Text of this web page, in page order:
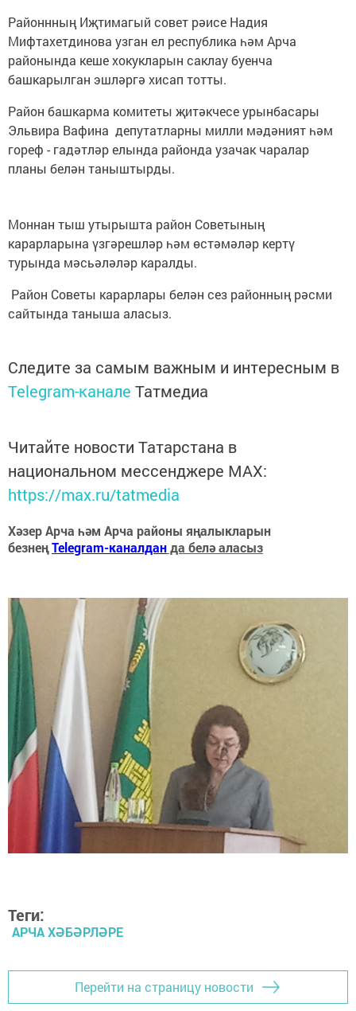
Районнның Иҗтимагый совет рәисе Надия
Мифтахетдинова узган ел республика һәм Арча
районында кеше хокукларын саклау буенча
башкарылган эшләргә хисап тотты.
Район башкарма комитеты җитәкчесе урынбасары
Эльвира Вафина депутатларны милли мәдәният һәм
гореф - гадәтләр елында районда узачак чаралар
планы белән таныштырды.
Моннан тыш утырышта район Советының
карарларына үзгәрешләр һәм өстәмәләр кертү
турында мәсьәләләр каралды.
Район Советы карарлары белән сез районның рәсми
сайтында таныша аласыз.
Следите за самым важным и интересным в
Telegram-канале Татмедиа
Читайте новости Татарстана в
национальном мессенджере MАХ:
https://max.ru/tatmedia
Хәзер Арча һәм Арча районы яңалыкларын
безнеңTelegram-каналданда белә аласыз
Теги:
АРЧА ХӘБӘРЛӘРЕ
Перейти на страницу новости